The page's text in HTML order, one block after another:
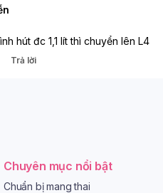
hút đc 1,1 lít thì chuyển lên L4
Trả lời
Chuyên mục nổi bật
Chuẩn bị mang thai